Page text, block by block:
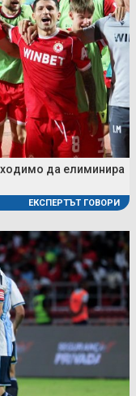
да елиминира
ЕКСПЕРТЪТ ГОВОРИ